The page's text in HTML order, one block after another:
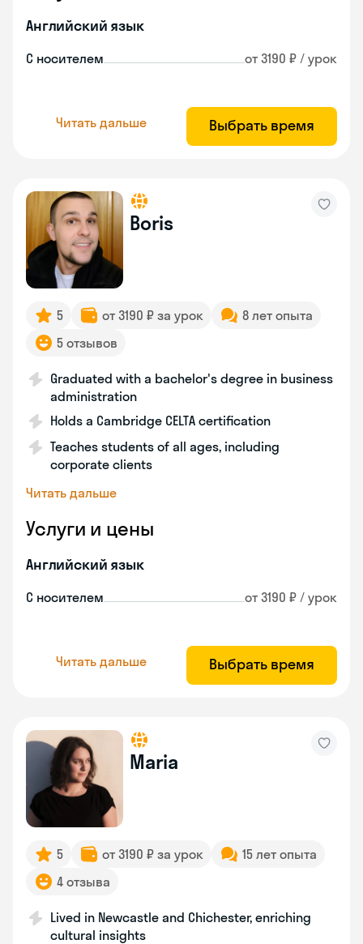
Английский язык
С носителем от 3190 ₽ / урок
Читать дальше Выбрать время
Boris
5 от 3190 ₽ за урок
8 лет опыта
5 отзывов
Graduated with a bachelor's degree in business
administration
Holds a Cambridge CELTA certification
Teaches students of all ages, including
corporate clients
Читать дальше
Услуги и цены
Английский язык
С носителем от 3190 ₽ / урок
Читать дальше Выбрать время
Maria
5 от 3190 ₽ за урок
15 лет опыта
4 отзыва
Lived in Newcastle and Chichester, enriching
cultural insights